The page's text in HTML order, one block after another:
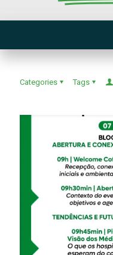
Categories Tags